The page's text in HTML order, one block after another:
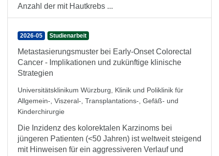
Anzahl der mit Hautkrebs ...
2026-05 Studienarbeit
Metastasierungsmuster bei Early-Onset Colorectal
Cancer - Implikationen und zukünftige klinische
Strategien
Universitätsklinikum Würzburg, Klinik und Poliklinik für
Allgemein-, Viszeral-, Transplantations-, Gefäß- und
Kinderchirurgie
Die Inzidenz des kolorektalen Karzinoms bei
jüngeren Patienten (<50 Jahren) ist weltweit steigend
mit Hinweisen für ein aggressiveren Verlauf und